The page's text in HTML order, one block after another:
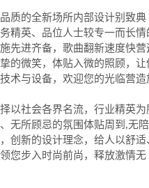
质的全新场所内部设计别致典
精英、品位人士较专一而长情
先进齐备，歌曲翻新速度快营
的微笑，体贴入微的照顾，让
术与设备，欢迎您的光临营造
以社会各界名流，行业精英为
无所顾忌的氛围体贴周到,无陪
创新的设计理念，给人以舒适
您步入时尚前尚，释放激情无